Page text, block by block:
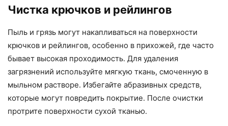
Чистка крючков и рейлингов
Пыль и грязь могут накапливаться на поверхности
крючков и рейлингов, особенно в прихожей, где часто
бывает высокая проходимость. Для удаления
загрязнений используйте мягкую ткань, смоченную в
мыльном растворе. Избегайте абразивных средств,
которые могут повредить покрытие. После очистки
протрите поверхности сухой тканью.